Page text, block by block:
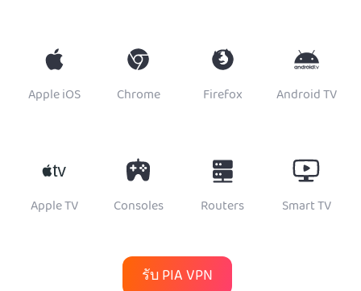
Apple iOS Chrome Firefox Android TV
Apple TV Consoles Routers Smart TV
รับ PIA VPN